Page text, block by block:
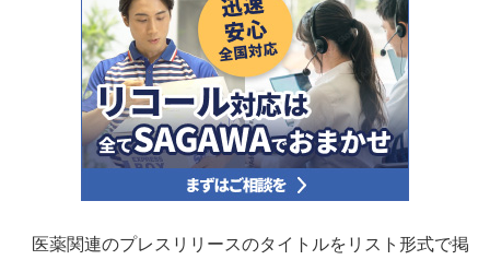
医薬関連のプレスリリースのタイトルをリスト形式で掲